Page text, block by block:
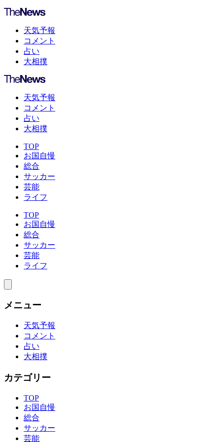
天気予報
コメント
占い
大相撲
天気予報
コメント
占い
大相撲
TOP
お国自慢
総合
サッカー
芸能
ライフ
TOP
お国自慢
総合
サッカー
芸能
ライフ
メニュー
天気予報
コメント
占い
大相撲
カテゴリー
TOP
お国自慢
総合
サッカー
芸能